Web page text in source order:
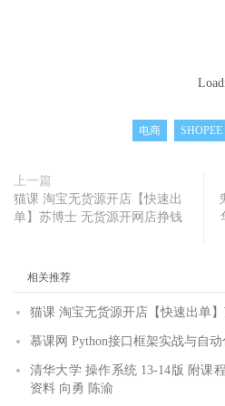
电商 SHOPEE
上一篇
猫课 淘宝无货源开店【快速出
单】苏博士 无货源开网店挣钱
相关推荐
猫课 淘宝无货源开店【快速出单
慕课网 Python接口框架实战与自
清华大学 操作系统 13-14版 附课
资料 向勇 陈渝